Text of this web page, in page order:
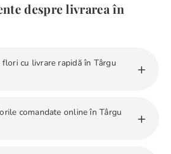
despre livrarea în
cu livrare rapidă în Târgu
+
2-4 ore în toate zonele din Târgu
comandate online în Târgu
+